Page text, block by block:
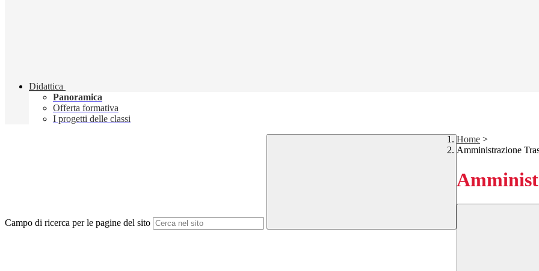
Didattica
Panoramica
Offerta formativa
I progetti delle classi
Campo di ricerca per le pagine del sito
Home >
Amministrazione